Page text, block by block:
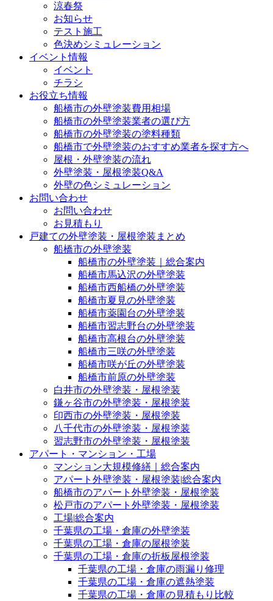
涼春祭
お知らせ
テスト施工
色決めシミュレーション
イベント情報
イベント
チラシ
お役立ち情報
船橋市の外壁塗装費用相場
船橋市の外壁塗装業者の選び方
船橋市の外壁塗装の塗料種類
船橋市で外壁塗装のおすすめ業者を探す方へ
屋根・外壁塗装の流れ
外壁塗装・屋根塗装Q&A
外壁の色シミュレーション
お問い合わせ
お問い合わせ
お見積もり
戸建ての外壁塗装・屋根塗装まとめ
船橋市の外壁塗装
船橋市の外壁塗装｜総合案内
船橋市馬込沢の外壁塗装
船橋市西船橋の外壁塗装
船橋市夏見の外壁塗装
船橋市薬園台の外壁塗装
船橋市習志野台の外壁塗装
船橋市高根台の外壁塗装
船橋市三咲の外壁塗装
船橋市咲が丘の外壁塗装
船橋市前原の外壁塗装
白井市の外壁塗装・屋根塗装
鎌ヶ谷市の外壁塗装・屋根塗装
印西市の外壁塗装・屋根塗装
八千代市の外壁塗装・屋根塗装
習志野市の外壁塗装・屋根塗装
アパート・マンション・工場
マンション大規模修繕｜総合案内
アパート外壁塗装・屋根塗装|総合案内
船橋市のアパート外壁塗装・屋根塗装
松戸市のアパート外壁塗装・屋根塗装
工場|総合案内
千葉県の工場・倉庫の外壁塗装
千葉県の工場・倉庫の屋根塗装
千葉県の工場・倉庫の折板屋根塗装
千葉県の工場・倉庫の雨漏り修理
千葉県の工場・倉庫の遮熱塗装
千葉県の工場・倉庫の見積もり比較